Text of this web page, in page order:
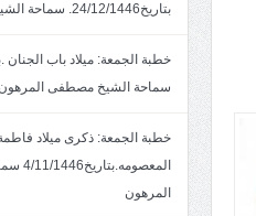
بتاريخ24/12/1446. سماحة الشيخ مصطفى المرهون
سماحة الشيخ مصطفى المرهون
خطبة الجمعة: ذكرى ميلاد
المرهون